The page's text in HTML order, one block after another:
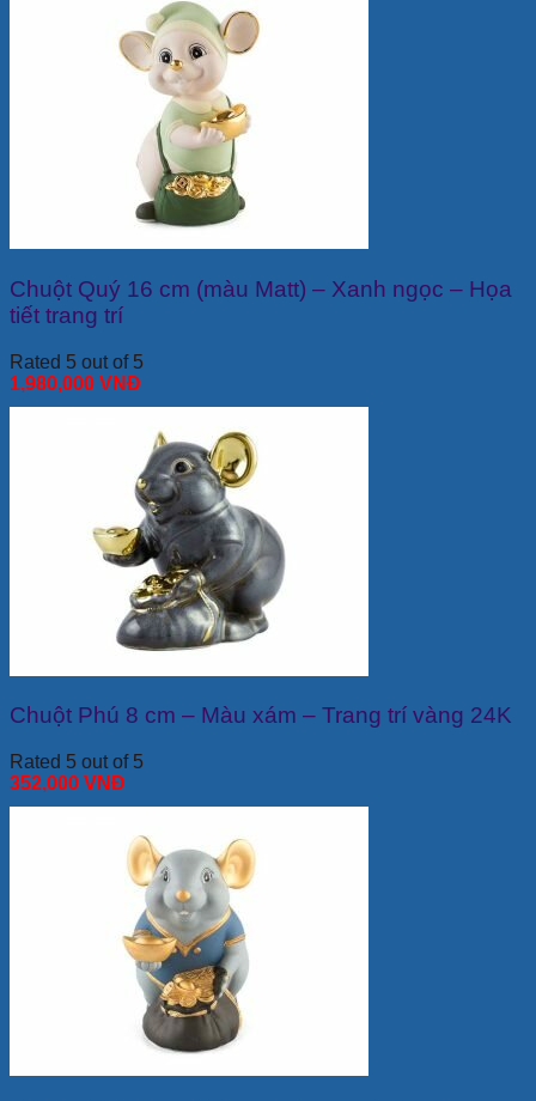
Chuột Quý 16 cm (màu Matt) – Xanh ngọc – Họa
tiết trang trí
Rated 5 out of 5
1,980,000 VNĐ
Chuột Phú 8 cm – Màu xám – Trang trí vàng 24K
Rated 5 out of 5
352,000 VNĐ